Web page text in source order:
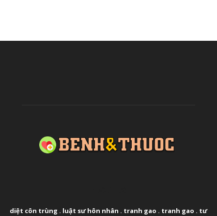
diệt côn trùng . luật sư hôn nhân . tranh gao . tranh gao . tư